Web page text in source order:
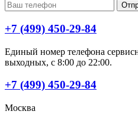
+7 (499) 450-29-84
Единый номер телефона
выходных, с 8:00 до 22:00.
+7 (499) 450-29-84
Москва